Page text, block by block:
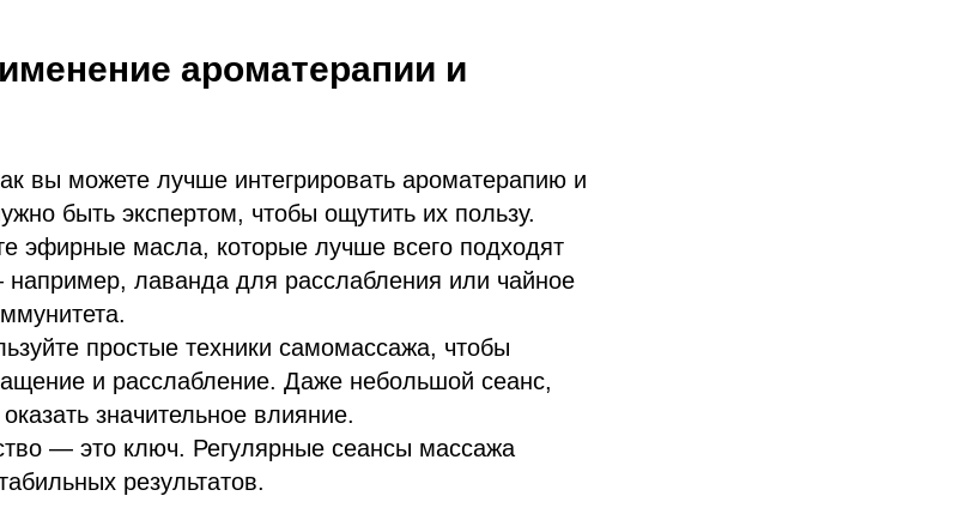
ароматерапии и
вы можете лучше интегрировать ароматерапию и
быть экспертом, чтобы ощутить их пользу.
эфирные масла, которые лучше всего подходят
лаванда для расслабления или чайное
простые техники самомассажа, чтобы
и расслабление. Даже небольшой сеанс,
значительное влияние.
— это ключ. Регулярные сеансы массажа
результатов.